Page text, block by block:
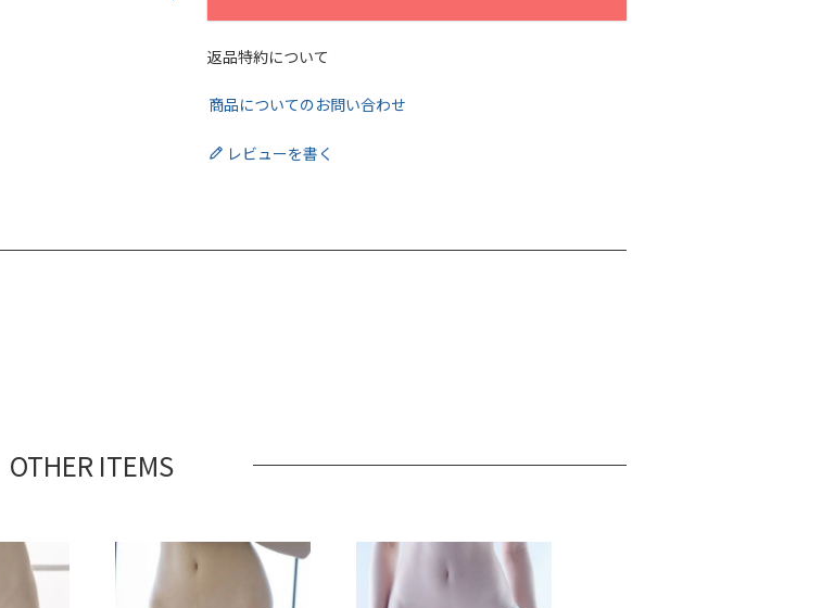
返品特約について
商品についてのお問い合わせ
レビューを書く
OTHER ITEMS